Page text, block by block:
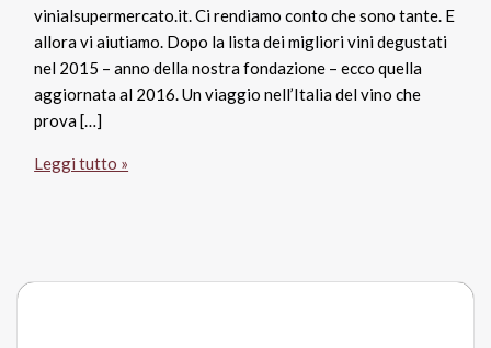
vinialsupermercato.it. Ci rendiamo conto che sono tante. E
allora vi aiutiamo. Dopo la lista dei migliori vini degustati
nel 2015 – anno della nostra fondazione – ecco quella
aggiornata al 2016. Un viaggio nell’Italia del vino che
prova […]
Vini
Leggi tutto »